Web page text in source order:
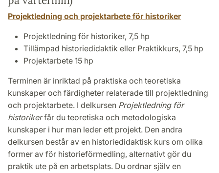
Projektledning och projektarbete för historiker
Projektledning för historiker, 7,5 hp
Tillämpad historiedidaktik eller Praktikkurs, 7,5 hp
Projektarbete 15 hp
Terminen är inriktad på praktiska och teoretiska
kunskaper och färdigheter relaterade till projektledning
och projektarbete. I delkursen Projektledning för
historikerfår du teoretiska och metodologiska
kunskaper i hur man leder ett projekt. Den andra
delkursen består av en historiedidaktisk kurs om olika
former av för historieförmedling, alternativt gör du
praktik ute på en arbetsplats. Du ordnar själv en